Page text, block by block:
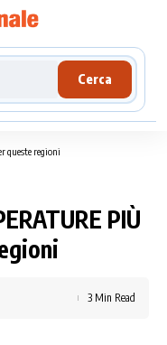
Cerca
queste regioni
PIÙ
3 Min Read